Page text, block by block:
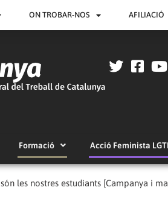
ON TROBAR-NOS AFILIACIÓ
Formació Acció Feminista
les nostres estudiants [Campanya i